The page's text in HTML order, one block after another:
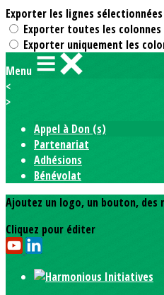
Exporter les lignes sélectionnées
Exporter toutes les colonnes
Exporter uniquement les
Menu
<
>
Appel à Don (s)
Partenariat
Adhésions
Bénévolat
Ajoutez un logo, un bouton, des
Cliquez pour éditer